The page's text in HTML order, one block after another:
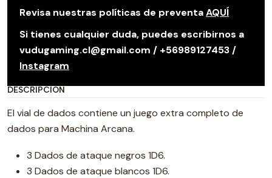
Revisa nuestras políticas de preventaAQUÍ
Si tienes cualquier duda, puedes escribirnos a
vudugaming.cl@gmail.com / +56989127453 /
Instagram
DESCRIPCIÓN
El vial de dados contiene un juego extra completo de
dados para Machina Arcana.
3 Dados de ataque negros 1D6.
3 Dados de ataque blancos 1D6.